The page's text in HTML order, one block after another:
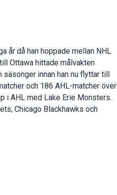
år då han hoppade mellan NHL
Ottawa hittade målvakten
innan han nu flyttar till
och 186 AHL-matcher över
i AHL med Lake Erie Monsters.
Chicago Blackhawks och